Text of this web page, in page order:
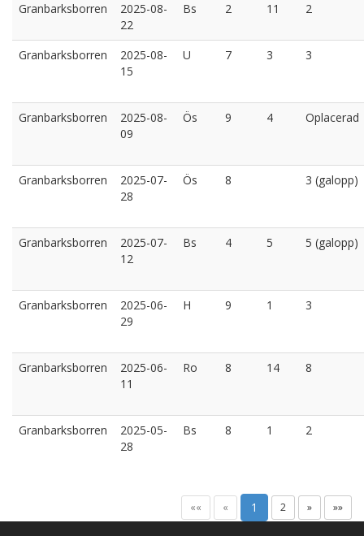
Granbarksborren
2025-08-
22
Bs 2 11 2
Granbarksborren
2025-08-
15
U 7 3 3
Granbarksborren
2025-08-
09
Ös 9 4 Oplacerad
Granbarksborren
2025-07-
28
Ös 8 3 (galopp)
Granbarksborren
2025-07-
12
Bs 4 5 5 (galopp)
Granbarksborren
2025-06-
29
H 9 1 3
Granbarksborren
2025-06-
11
Ro 8 14 8
Granbarksborren
2025-05-
28
Bs 8 1 2
«« « 1 2 » »»